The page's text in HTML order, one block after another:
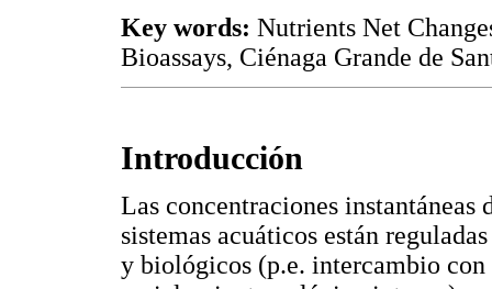
Key words: Nutrients Net
Bioassays, Ciénaga Grande de
Introducción
Las concentraciones
sistemas acuáticos están
y biológicos (p.e. intercambio